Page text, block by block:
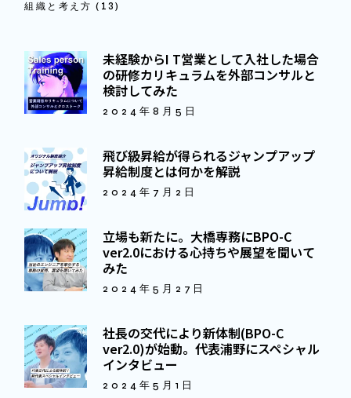
組織と考え方 (13)
未経験からI T営業として入社した場合
の研修カリキュラムを外部コンサルと
検討してみた
2024年8月5日
飛び級昇給が得られるジャンプアップ
昇給制度とは何かを解説
2024年7月2日
立場も新たに。大橋専務にBPO-C
ver2.0における心持ちや展望を聞いて
みた
2024年5月27日
社長の交代により新体制(BPO-C
ver2.0)が始動。代表浦野にスペシャル
インタビュー
2024年5月1日